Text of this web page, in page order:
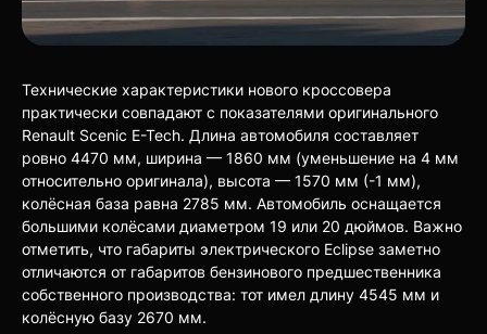
Технические характеристики нового кроссовера
практически совпадают с показателями оригинального
Renault Scenic E-Tech. Длина автомобиля составляет
ровно 4470 мм, ширина — 1860 мм (уменьшение на 4 мм
относительно оригинала), высота — 1570 мм (-1 мм),
колёсная база равна 2785 мм. Автомобиль оснащается
большими колёсами диаметром 19 или 20 дюймов. Важно
отметить, что габариты электрического Eclipse заметно
отличаются от габаритов бензинового предшественника
собственного производства: тот имел длину 4545 мм и
колёсную базу 2670 мм.